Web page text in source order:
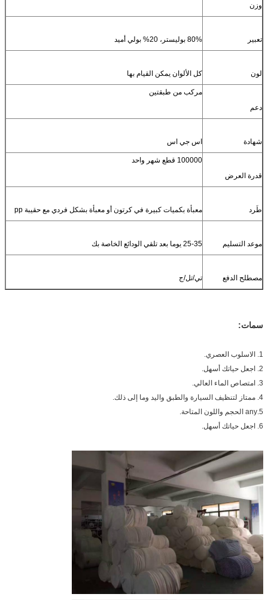
وزن
تعبير 80% بوليستر، 20% بولي أميد
لون كل الألوان يمكن القيام بها
دعم
مركب من طبقتين
شهادة اس جي اس
قدرة العرض
100000 قطع شهر واحد
طَرد معبأة بكميات كبيرة في كرتون أو معبأة بشكل فردي مع حقيبة pp
موعد التسليم 25-35 يوما بعد تلقي الودائع الخاصة بك
مصطلح الدفع تي/تل/ج
سمات:
1. الاسلوب العصري.
2. اجعل حياتك أسهل.
3. امتصاص الماء العالي.
4. ممتاز لتنظيف السيارة والطبق واليد وما إلى ذلك.
5.any الحجم واللون المتاحة.
6. اجعل حياتك أسهل.